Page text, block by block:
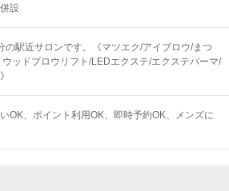
設
の駅近サロンです。《マツエク/アイブロウ/まつ
ッドブロウリフト/LEDエクステ/エクステパーマ/
OK ポイント利用OK 即時予約OK
メンズに